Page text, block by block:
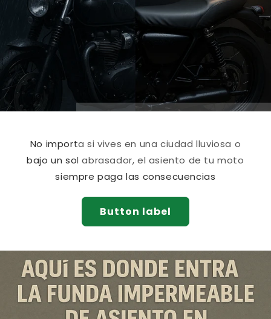
No importa si vives en una ciudad lluviosa o
bajo un sol abrasador, el asiento de tu moto
siempre paga las consecuencias
Button label